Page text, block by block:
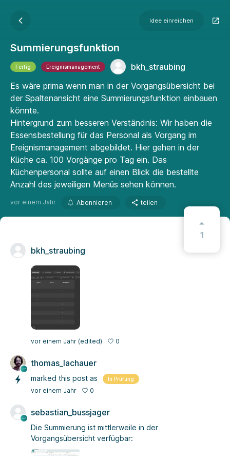
Idee einreichen
Summierungsfunktion
Fertig Ereignismanagement
bkh_straubing
Es wäre prima wenn man in der Vorgangsübersicht bei
der Spaltenansicht eine Summierungsfunktion einbauen
könnte.
Hintergrund zum besseren Verständnis: Wir haben die
Essensbestellung für das Personal als Vorgang im
Ereignismanagement abgebildet. Hier gehen in der
Küche ca. 100 Vorgänge pro Tag ein. Das
Küchenpersonal sollte auf einen Blick die bestellte
Anzahl des jeweiligen Menüs sehen können.
vor einem Jahr Abonnieren teilen
1
bkh_straubing
vor einem Jahr (edited) 0
thomas_lachauer
marked this post as In Prüfung
vor einem Jahr 0
sebastian_bussjager
Die Summierung ist mittlerweile in der
Vorgangsübersicht verfügbar: